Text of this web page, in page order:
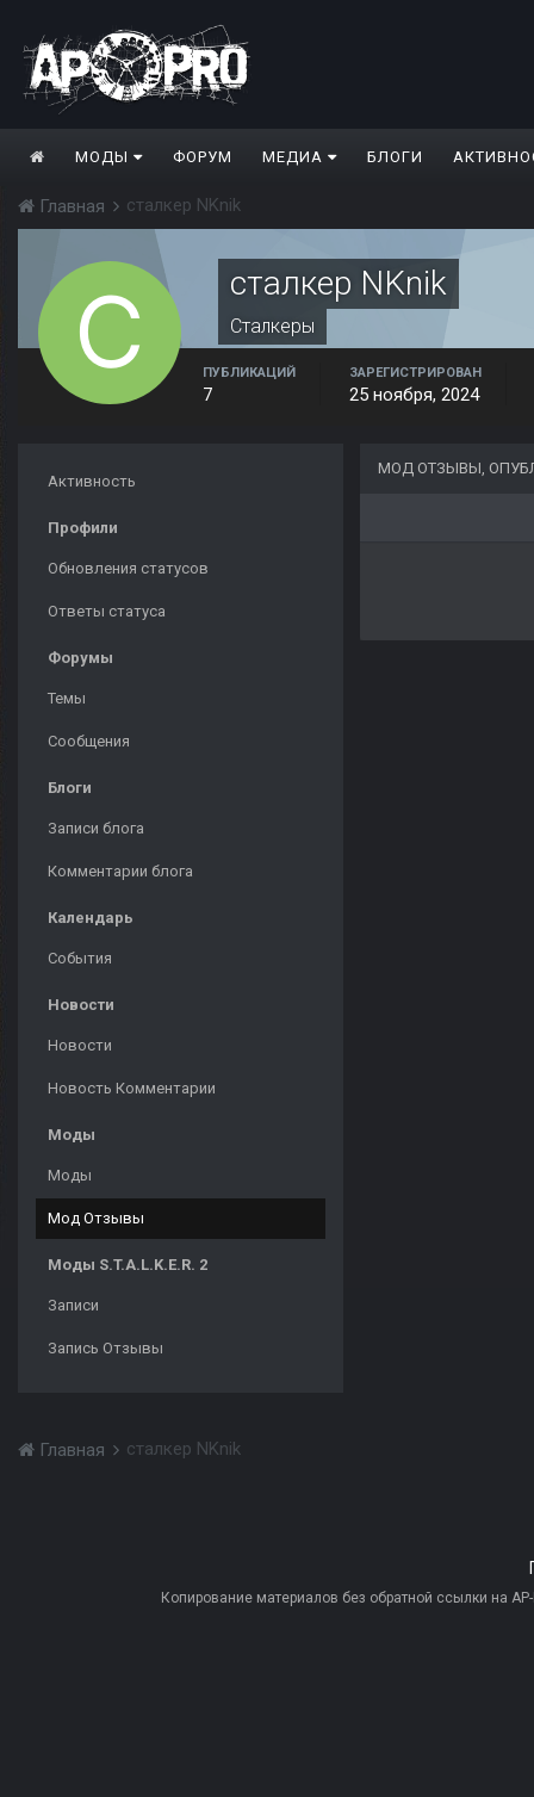
МОДЫ ФОРУМ МЕДИА БЛОГИ
Главная сталкер NKnik
сталкер NKnik
Сталкеры
ПУБЛИКАЦИЙ
7
ЗАРЕГИСТРИРОВАН
25 ноября, 2024
Активность
Профили
Обновления статусов
Ответы статуса
Форумы
Темы
Сообщения
Блоги
Записи блога
Комментарии блога
Календарь
События
Новости
Новости
Новость Комментарии
Моды
Моды
Мод Отзывы
Моды S.T.A.L.K.E.R. 2
Записи
Запись Отзывы
МОД ОТЗЫВЫ,
Главная сталкер NKnik
Копирование материалов без обратной ссылки на